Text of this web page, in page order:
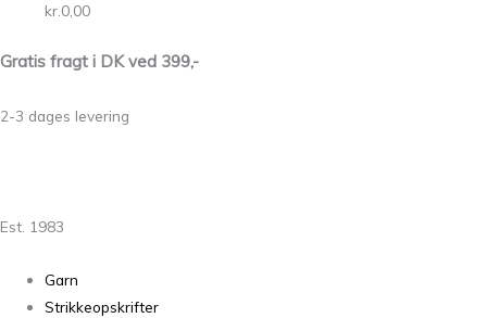
kr. 0,00
Gratis fragt i DK ved 399,-
2-3 dages levering
Est. 1983
Garn
Strikkeopskrifter